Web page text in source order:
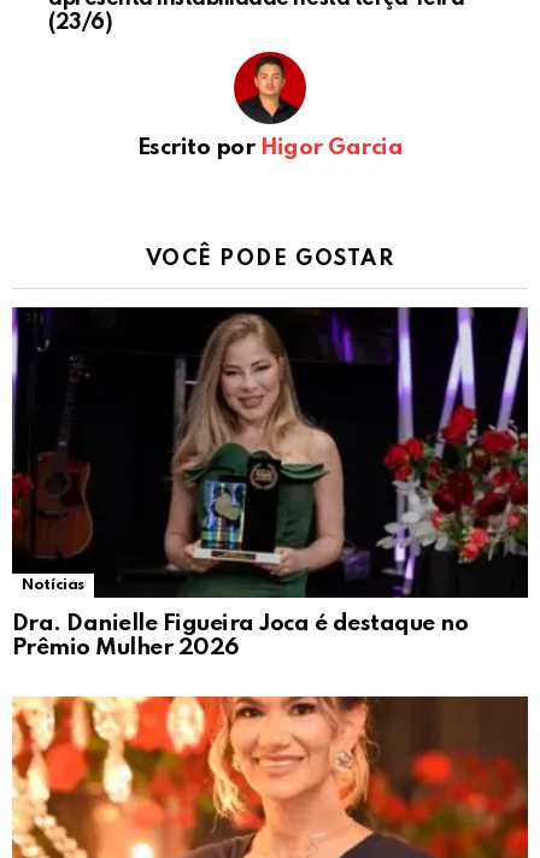
(23/6)
Escrito por Higor Garcia
VOCÊ PODE GOSTAR
Notícias
Dra. Danielle Figueira Joca é destaque no
Prêmio Mulher 2026